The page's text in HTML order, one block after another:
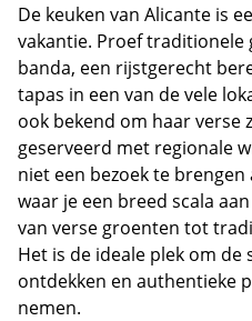
De keuken van Alicante is
vakantie. Proef traditionele
banda, een rijstgerecht
tapas in een van de vele
ook bekend om haar verse
geserveerd met regionale
niet een bezoek te
waar je een breed scala
van verse groenten tot
Het is de ideale plek om de
ontdekken en authentieke
nemen.